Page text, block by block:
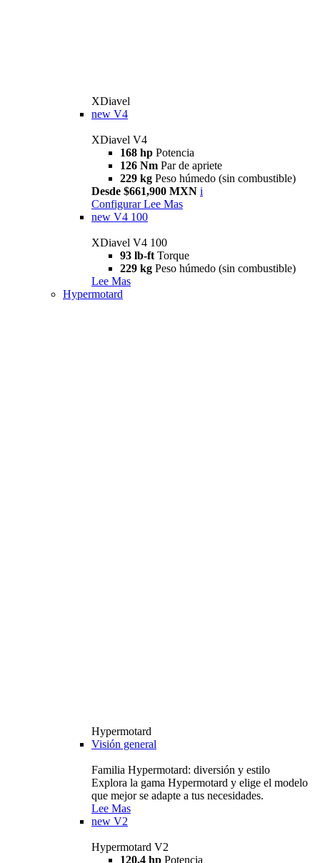
XDiavel
new V4
XDiavel V4
168 hp Potencia
126 Nm Par de apriete
229 kg Peso húmedo (sin combustible)
Desde $661,900 MXN i
Configurar Lee Mas
new V4 100
XDiavel V4 100
93 lb-ft Torque
229 kg Peso húmedo (sin combustible)
Lee Mas
Hypermotard
Hypermotard
Visión general
Familia Hypermotard: diversión y estilo
Explora la gama Hypermotard y elige el modelo
que mejor se adapte a tus necesidades.
Lee Mas
new V2
Hypermotard V2
120,4 hp Potencia